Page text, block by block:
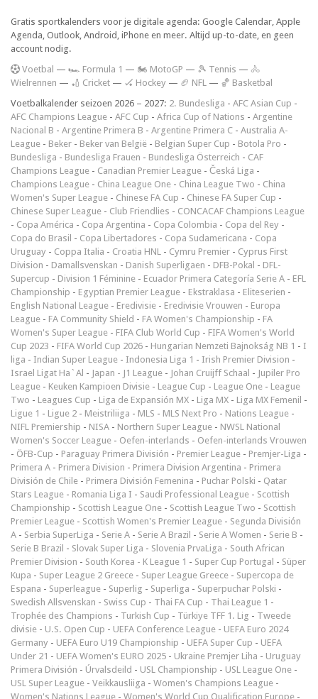
Gratis sportkalenders voor je digitale agenda: Google Calendar, Apple
Agenda, Outlook, Android, iPhone en meer. Altijd up-to-date, en geen
account nodig.
Voetbal — 🏎️ Formula 1 — 🏍 MotoGP — 🎾 Tennis — 🚴
Wielrennen — 🏏 Cricket — 🏑 Hockey — 🏈 NFL — 🏀 Basketbal
Voetbalkalender seizoen 2026 – 2027: 2. Bundesliga - AFC Asian Cup -
AFC Champions League - AFC Cup - Africa Cup of Nations - Argentine
Nacional B - Argentine Primera B - Argentine Primera C - Australia A-
League - Beker - Beker van België - Belgian Super Cup - Botola Pro -
Bundesliga - Bundesliga Frauen - Bundesliga Österreich - CAF
Champions League - Canadian Premier League - Česká Liga -
Champions League - China League One - China League Two - China
Women's Super League - Chinese FA Cup - Chinese FA Super Cup -
Chinese Super League - Club Friendlies - CONCACAF Champions League
- Copa América - Copa Argentina - Copa Colombia - Copa del Rey -
Copa do Brasil - Copa Libertadores - Copa Sudamericana - Copa
Uruguay - Coppa Italia - Croatia HNL - Cymru Premier - Cyprus First
Division - Damallsvenskan - Danish Superligaen - DFB-Pokal - DFL-
Supercup - Division 1 Féminine - Ecuador Primera Categoría Serie A - EFL
Championship - Egyptian Premier League - Ekstraklasa - Eliteserien -
English National League - Eredivisie - Eredivisie Vrouwen - Europa
League - FA Community Shield - FA Women's Championship - FA
Women's Super League - FIFA Club World Cup - FIFA Women's World
Cup 2023 - FIFA World Cup 2026 - Hungarian Nemzeti Bajnokság NB 1 - I
liga - Indian Super League - Indonesia Liga 1 - Irish Premier Division -
Israel Ligat Ha`Al - Japan - J1 League - Johan Cruijff Schaal - Jupiler Pro
League - Keuken Kampioen Divisie - League Cup - League One - League
Two - Leagues Cup - Liga de Expansión MX - Liga MX - Liga MX Femenil -
Ligue 1 - Ligue 2 - Meistriliiga - MLS - MLS Next Pro - Nations League -
NIFL Premiership - NISA - Northern Super League - NWSL National
Women's Soccer League - Oefen-interlands - Oefen-interlands Vrouwen
- ÖFB-Cup - Paraguay Primera División - Premier League - Premjer-Liga -
Primera A - Primera Division - Primera Division Argentina - Primera
División de Chile - Primera División Femenina - Puchar Polski - Qatar
Stars League - Romania Liga I - Saudi Professional League - Scottish
Championship - Scottish League One - Scottish League Two - Scottish
Premier League - Scottish Women's Premier League - Segunda División
A - Serbia SuperLiga - Serie A - Serie A Brazil - Serie A Women - Serie B -
Serie B Brazil - Slovak Super Liga - Slovenia PrvaLiga - South African
Premier Division - South Korea - K League 1 - Super Cup Portugal - Süper
Kupa - Super League 2 Greece - Super League Greece - Supercopa de
Espana - Superleague - Superlig - Superliga - Superpuchar Polski -
Swedish Allsvenskan - Swiss Cup - Thai FA Cup - Thai League 1 -
Trophée des Champions - Turkish Cup - Türkiye TFF 1. Lig - Tweede
divisie - U.S. Open Cup - UEFA Conference League - UEFA Euro 2024
Germany - UEFA Euro U19 Championship - UEFA Super Cup - UEFA
Under 21 - UEFA Women's EURO 2025 - Ukraine Premjer Liha - Uruguay
Primera División - Úrvalsdeild - USL Championship - USL League One -
USL Super League - Veikkausliiga - Women's Champions League -
Women's Nations League - Women's World Cup Qualification Europe -